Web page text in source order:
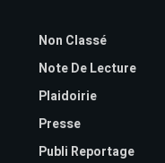
Non Classé
Note De Lecture
Plaidoirie
Presse
Publi Reportage